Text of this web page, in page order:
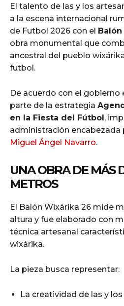
El talento de las y los
a la escena internacional
de Futbol 2026 con el
obra monumental que
ancestral del pueblo
futbol.
De acuerdo con el
parte de la estrategia
en la Fiesta del Fútbol,
administración encabezada
Miguel Ángel Navarro.
UNA OBRA DE MÁS
METROS
El Balón Wixárika 26 mide
altura y fue elaborado con
técnica artesanal
wixárika.
La pieza busca representar:
La creatividad de las y